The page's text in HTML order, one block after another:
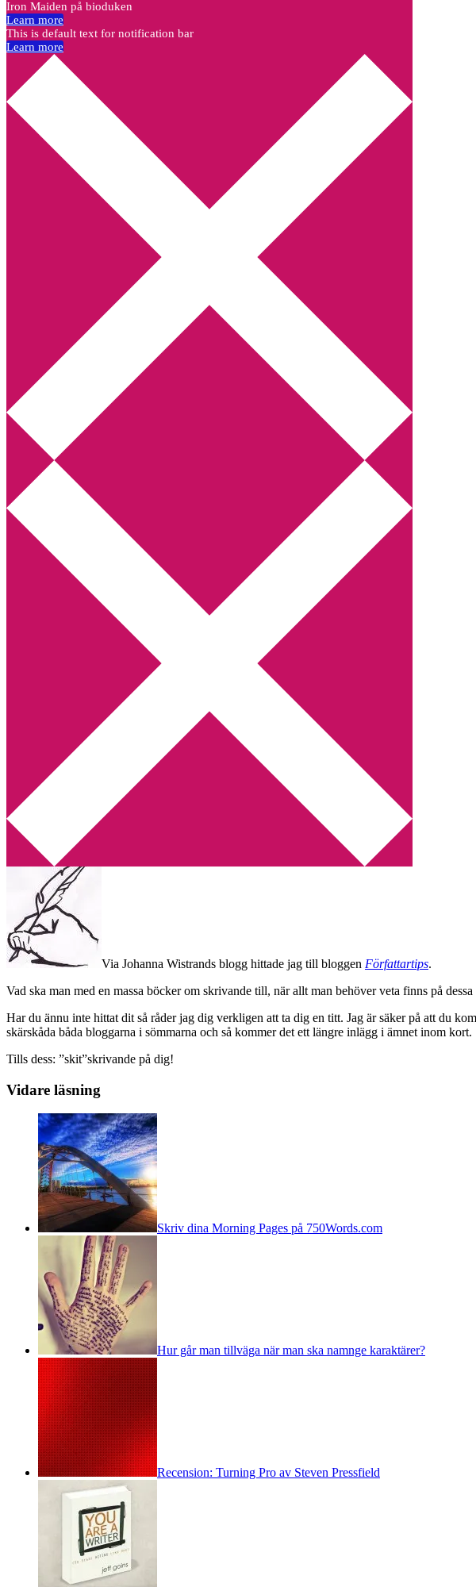
Annikas litteratur- och kulturblogg
Deckare, kriminalromaner, thrillers
Hem
Boktolva
Författarfemman
Kontakt
Webbshop Amazon
Utskriftscentralen
Min tv-blogg
You are here:Home /Författartips!
Författartips!
2010-04-24 Annika
Via Johanna Wistrands blogg hittade jag till bloggen Författartips.
Vad ska man med en massa böcker om skrivande till, när allt man behöver veta finns på
Har du ännu inte hittat dit så råder jag dig verkligen att ta dig en titt. Jag är säker på att du
skärskåda båda bloggarna i sömmarna och så kommer det ett längre inlägg i ämnet inom kort.
Tills dess: ”skit”skrivande på dig!
Vidare läsning
Skriv dina Morning Pages på 750Words.com
Hur går man tillväga när man ska namnge karaktärer?
Recension: Turning Pro av Steven Pressfield
Iron Maiden på bioduken
Learn more
This is default text for notification bar
Learn more